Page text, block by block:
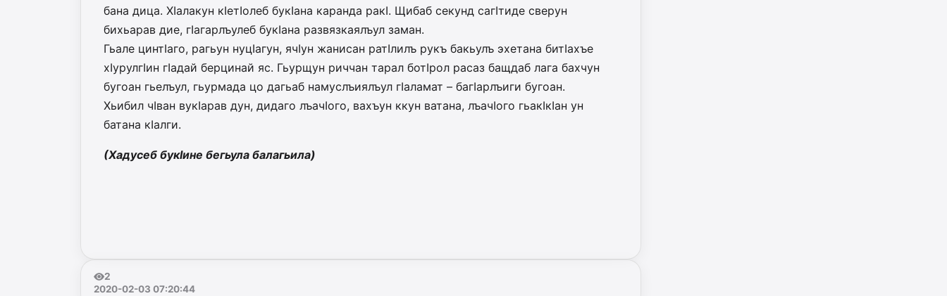
бана дица. ХIалакун кIетIолеб букIана каранда ракI. Щибаб секунд сагIтиде сверун
бихьарав дие, гIагарлъулеб букIана развязкаялъул заман.
Гьале цинтIаго, рагьун нуцIагун, ячIун жанисан ратIлилъ рукъ бакьулъ эхетана битIахъе
хIурулгIин гIадай берцинай яс. Гьурщун риччан тарал ботIрол расаз бащдаб лага бахчун
бугоан гьелъул, гьурмада цо дагьаб намуслъиялъул гIаламат – багIарлъиги бугоан.
Хьибил чIван вукIарав дун, дидаго лъачIого, вахъун ккун ватана, лъачIого гьакIкIан ун
батана кIалги.
(Хадусеб букIине бегьула балагьила)
2
2020-02-03 07:20:44